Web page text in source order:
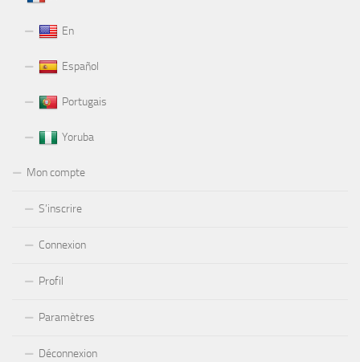
En
Español
Portugais
Yoruba
Mon compte
S’inscrire
Connexion
Profil
Paramètres
Déconnexion